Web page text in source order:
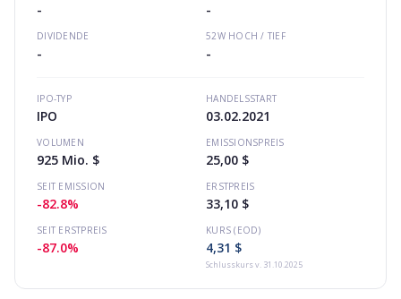
- -
DIVIDENDE
-
52W HOCH / TIEF
-
IPO-TYP
IPO
HANDELSSTART
03.02.2021
VOLUMEN
925 Mio. $
EMISSIONSPREIS
25,00 $
SEIT EMISSION
-82.8%
ERSTPREIS
33,10 $
SEIT ERSTPREIS
-87.0%
KURS (EOD)
4,31 $
Schlusskursv. 31.10.2025